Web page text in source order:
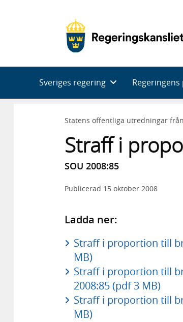
Sveriges regering Regeringens
Statens offentliga utredningar från
Straff i
SOU 2008:85
Publicerad 15 oktober 2008
Ladda ner:
Straff i proportion till
MB)
Straff i proportion till
2008:85 (pdf 3 MB)
Straff i proportion till
MB)